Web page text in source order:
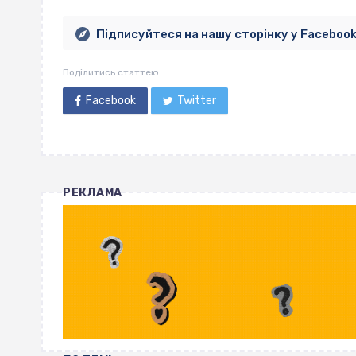
Підписуйтеся на нашу сторінку у Facebook
Поділитись статтею
Facebook Twitter
РЕКЛАМА